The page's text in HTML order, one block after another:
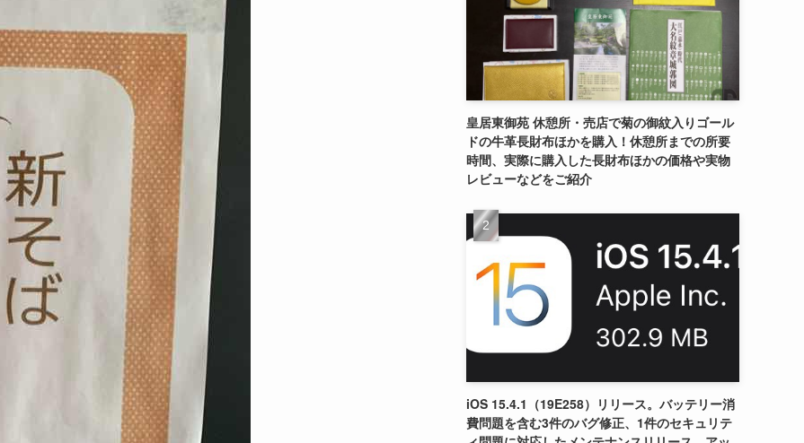
皇居東御苑 休憩所・売店で菊の御紋入りゴール
ドの牛革長財布ほかを購入！休憩所までの所要
時間、実際に購入した長財布ほかの価格や実物
レビューなどをご紹介
iOS 15.4.1（19E258）リリース。バッテリー消
費問題を含む3件のバグ修正、1件のセキュリテ